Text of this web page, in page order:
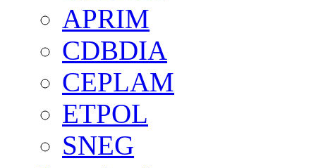
APRIM
CDBDIA
CEPLAM
ETPOL
SNEG